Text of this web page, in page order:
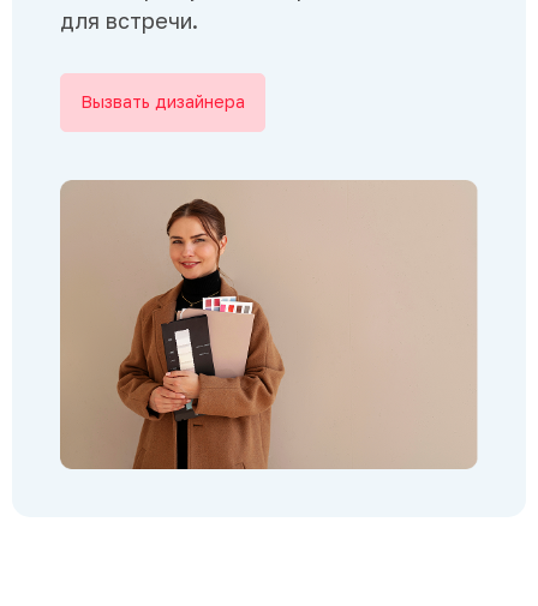
для встречи.
Вызвать дизайнера